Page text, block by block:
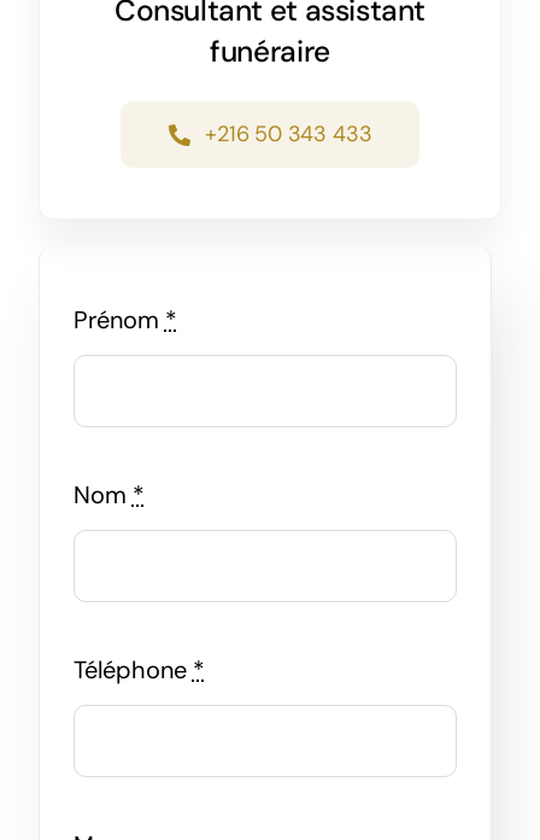
Consultant et assistant
funéraire
+216 50 343 433
Prénom *
Nom *
Téléphone *